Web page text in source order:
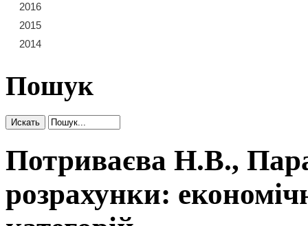
2016
2015
2014
Пошук
Потриваєва Н.В.,
розрахунки: